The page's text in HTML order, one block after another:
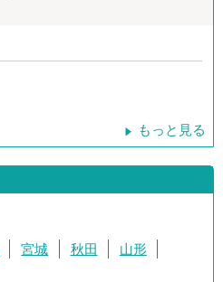
もっと見る
宮城 秋田
山形